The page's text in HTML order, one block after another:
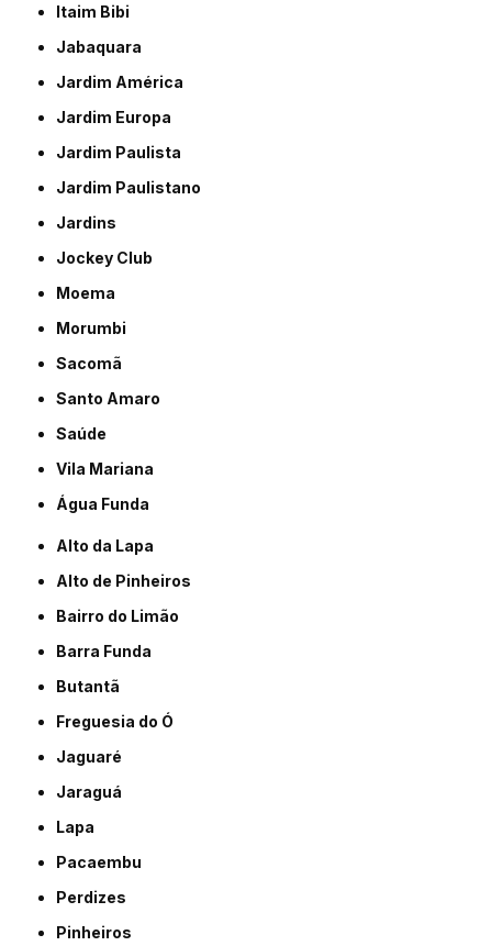
Itaim Bibi
Jabaquara
Jardim América
Jardim Europa
Jardim Paulista
Jardim Paulistano
Jardins
Jockey Club
Moema
Morumbi
Sacomã
Santo Amaro
Saúde
Vila Mariana
Água Funda
Alto da Lapa
Alto de Pinheiros
Bairro do Limão
Barra Funda
Butantã
Freguesia do Ó
Jaguaré
Jaraguá
Lapa
Pacaembu
Perdizes
Pinheiros